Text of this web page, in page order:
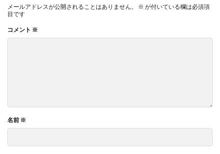
メールアドレスが公開されることはありません。 ※ が付いている欄は必須項
目です
コメント ※
名前 ※